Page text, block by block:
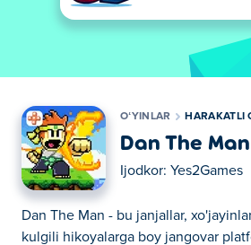
OʻYINLAR HARAKATLI
Dan The Man
Ijodkor: Yes2Games
Dan The Man - bu janjallar,
kulgili hikoyalarga boy jangovar